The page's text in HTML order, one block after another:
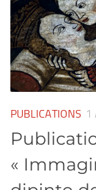
PUBLICATIONS 1
«